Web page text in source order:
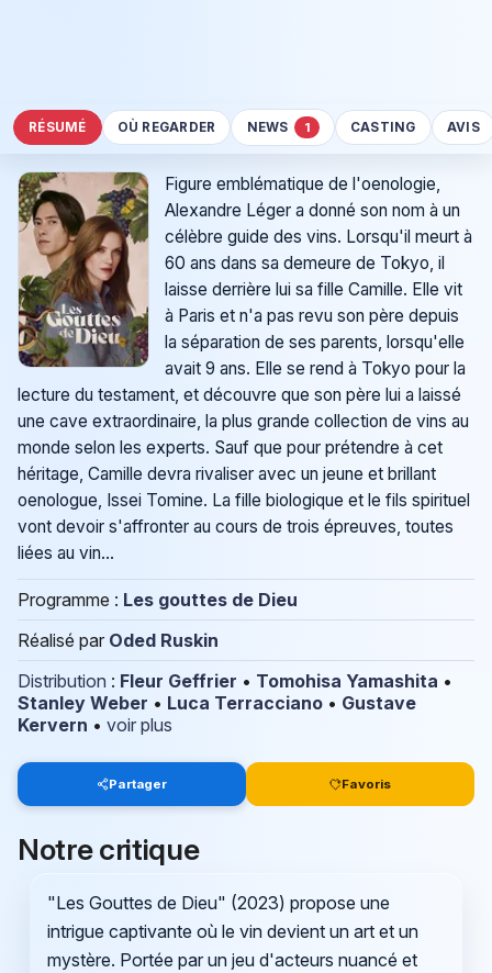
RÉSUMÉ OÙ REGARDER NEWS 1 CASTING AVIS
Figure emblématique de l'oenologie,
Alexandre Léger a donné son nom à un
célèbre guide des vins. Lorsqu'il meurt à
60 ans dans sa demeure de Tokyo, il
laisse derrière lui sa fille Camille. Elle vit
à Paris et n'a pas revu son père depuis
la séparation de ses parents, lorsqu'elle
avait 9 ans. Elle se rend à Tokyo pour la
lecture du testament, et découvre que son père lui a laissé
une cave extraordinaire, la plus grande collection de vins au
monde selon les experts. Sauf que pour prétendre à cet
héritage, Camille devra rivaliser avec un jeune et brillant
oenologue, Issei Tomine. La fille biologique et le fils spirituel
vont devoir s'affronter au cours de trois épreuves, toutes
liées au vin...
Programme : Les gouttes de Dieu
Réalisé par Oded Ruskin
Distribution : Fleur Geffrier • Tomohisa Yamashita •
Stanley Weber • Luca Terracciano • Gustave
Kervern • voir plus
Partager Favoris
Notre critique
"Les Gouttes de Dieu" (2023) propose une
intrigue captivante où le vin devient un art et un
mystère. Portée par un jeu d'acteurs nuancé et